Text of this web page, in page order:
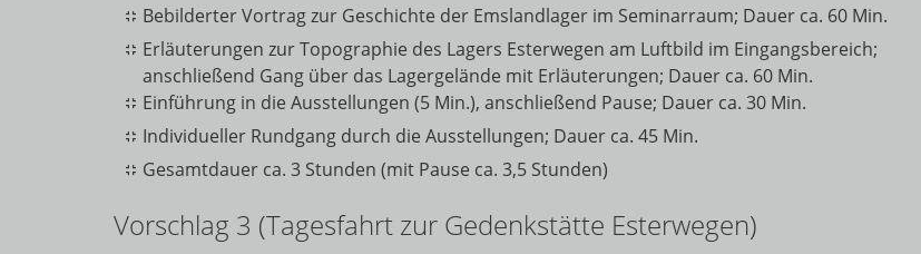
Bebilderter Vortrag zur Geschichte der Emslandlager im Seminarraum; Dauer ca. 60 Min.
Erläuterungen zur Topographie des Lagers Esterwegen am Luftbild im Eingangsbereich;
anschließend Gang über das Lagergelände mit Erläuterungen; Dauer ca. 60 Min.
Einführung in die Ausstellungen (5 Min.), anschließend Pause; Dauer ca. 30 Min.
Individueller Rundgang durch die Ausstellungen; Dauer ca. 45 Min.
Gesamtdauer ca. 3 Stunden (mit Pause ca. 3,5 Stunden)
Vorschlag 3 (Tagesfahrt zur Gedenkstätte Esterwegen)